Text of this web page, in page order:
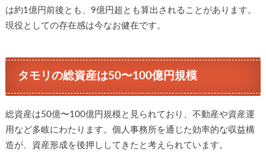
は約1億円前後とも、9億円超とも算出されることがあります。
現役としての存在感は今なお健在です。
タモリの総資産は50〜100億円規模
総資産は50億〜100億円規模と見られており、不動産や資産運
用など多岐にわたります。個人事務所を通じた効率的な収益構
造が、資産形成を後押ししてきたと考えられています。